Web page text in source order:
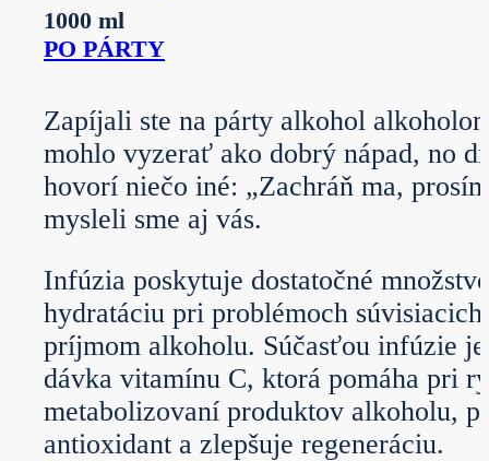
1000 ml
PO PÁRTY
Zapíjali ste na párty alkohol
mohlo vyzerať ako dobrý nápad, no
hovorí niečo iné: „Zachráň ma,
mysleli sme aj vás.
Infúzia poskytuje dostatočné
hydratáciu pri problémoch súvisiacich
príjmom alkoholu. Súčasťou infúzie
dávka vitamínu C, ktorá pomáha pri
metabolizovaní produktov alkoholu,
antioxidant a zlepšuje regeneráciu.